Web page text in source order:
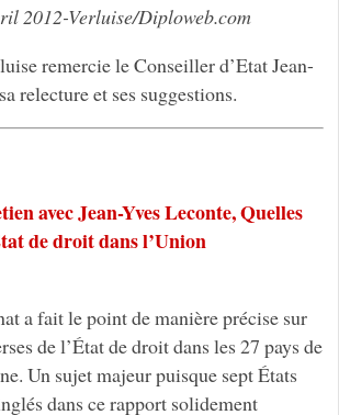
2012-Verluise/Diploweb.com
remercie le Conseiller d’Etat Jean-
relecture et ses suggestions.
avec Jean-Yves Leconte, Quelles
de droit dans l’Union
a fait le point de manière précise sur
de l’État de droit dans les 27 pays de
Un sujet majeur puisque sept États
dans ce rapport solidement